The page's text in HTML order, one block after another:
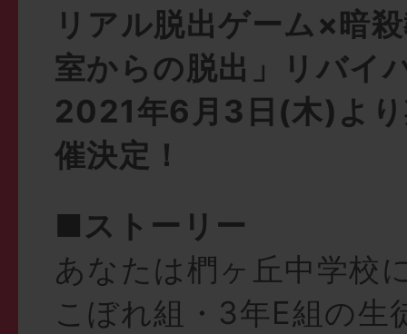
リアル脱出ゲーム×暗
室からの脱出」リバイ
2021年6月3日(木)より
催決定！
■ストーリー
あなたは椚ヶ丘中学校
こぼれ組・3年E組の生